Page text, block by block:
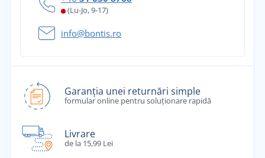
(Lu-Jo, 9-17)
info@bontis.ro
Garanția unei returnări simple
formular online pentru soluționare rapidă
Livrare
de la 15,99 Lei